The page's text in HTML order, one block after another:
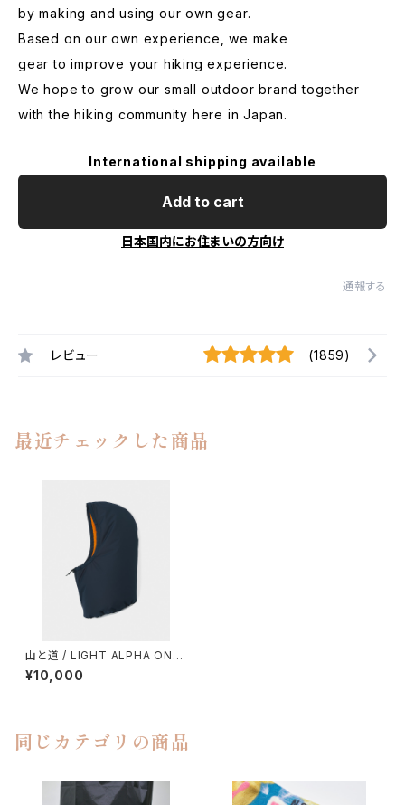
by making and using our own gear.
Based on our own experience, we make
gear to improve your hiking experience.
We hope to grow our small outdoor brand together
with the hiking community here in Japan.
International shipping available
Add to cart
日本国内にお住まいの方向け
通報する
レビュー (1859)
最近チェックした商品
山と道 / LIGHT ALPHA ONL
Y HOOD
¥10,000
同じカテゴリの商品